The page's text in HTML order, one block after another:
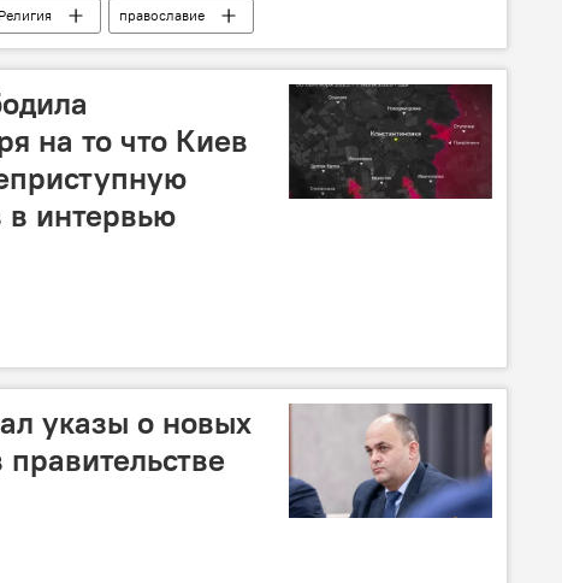
Религия
православие
на то что Киев
в интервью
указы о новых